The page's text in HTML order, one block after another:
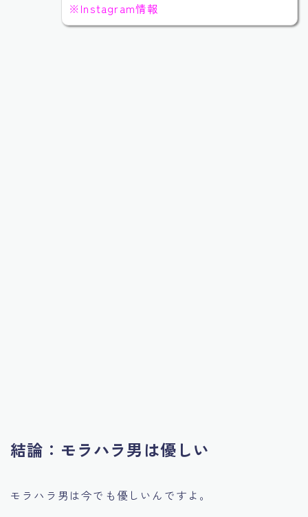
※Instagram情報
結論：モラハラ男は優しい
モラハラ男は今でも優しいんですよ。